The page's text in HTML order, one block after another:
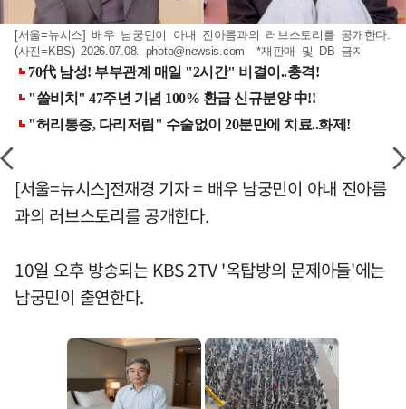
[서울=뉴시스] 배우 남궁민이 아내 진아름과의 러브스토리를 공개한다.
(사진=KBS) 2026.07.08. photo@newsis.com *재판매 및 DB 금지
[서울=뉴시스]전재경 기자 = 배우 남궁민이 아내 진아름
과의 러브스토리를 공개한다.
10일 오후 방송되는 KBS 2TV '옥탑방의 문제아들'에는
남궁민이 출연한다.